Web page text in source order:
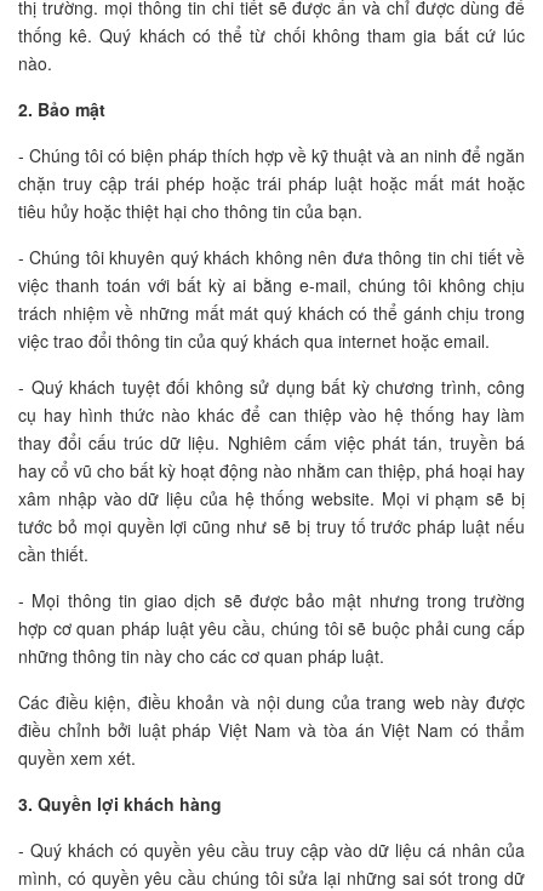
thị trường. mọi thông tin chi tiết sẽ được ẩn và chỉ được dùng để
thống kê. Quý khách có thể từ chối không tham gia bất cứ lúc
nào.
2. Bảo mật
- Chúng tôi có biện pháp thích hợp về kỹ thuật và an ninh để ngăn
chặn truy cập trái phép hoặc trái pháp luật hoặc mất mát hoặc
tiêu hủy hoặc thiệt hại cho thông tin của bạn.
- Chúng tôi khuyên quý khách không nên đưa thông tin chi tiết về
việc thanh toán với bất kỳ ai bằng e-mail, chúng tôi không chịu
trách nhiệm về những mất mát quý khách có thể gánh chịu trong
việc trao đổi thông tin của quý khách qua internet hoặc email.
- Quý khách tuyệt đối không sử dụng bất kỳ chương trình, công
cụ hay hình thức nào khác để can thiệp vào hệ thống hay làm
thay đổi cấu trúc dữ liệu. Nghiêm cấm việc phát tán, truyền bá
hay cổ vũ cho bất kỳ hoạt động nào nhằm can thiệp, phá hoại hay
xâm nhập vào dữ liệu của hệ thống website. Mọi vi phạm sẽ bị
tước bỏ mọi quyền lợi cũng như sẽ bị truy tố trước pháp luật nếu
cần thiết.
- Mọi thông tin giao dịch sẽ được bảo mật nhưng trong trường
hợp cơ quan pháp luật yêu cầu, chúng tôi sẽ buộc phải cung cấp
những thông tin này cho các cơ quan pháp luật.
Các điều kiện, điều khoản và nội dung của trang web này được
điều chỉnh bởi luật pháp Việt Nam và tòa án Việt Nam có thẩm
quyền xem xét.
3. Quyền lợi khách hàng
- Quý khách có quyền yêu cầu truy cập vào dữ liệu cá nhân của
mình, có quyền yêu cầu chúng tôi sửa lại những sai sót trong dữ